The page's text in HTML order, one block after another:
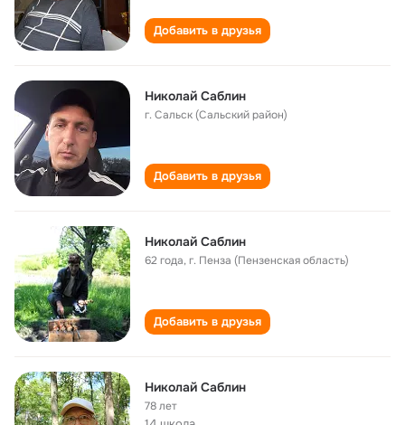
Добавить в друзья
Николай Саблин
г. Сальск (Сальский район)
Добавить в друзья
Николай Саблин
62 года,г. Пенза (Пензенская область)
Добавить в друзья
Николай Саблин
78 лет